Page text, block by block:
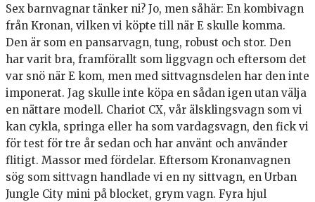
Sex barnvagnar tänker ni? Jo, men såhär: En kombivagn
från Kronan, vilken vi köpte till när E skulle komma.
Den är som en pansarvagn, tung, robust och stor. Den
har varit bra, framförallt som liggvagn och eftersom det
var snö när E kom, men med sittvagnsdelen har den inte
imponerat. Jag skulle inte köpa en sådan igen utan välja
en nättare modell. Chariot CX, vår älsklingsvagn som vi
kan cykla, springa eller ha som vardagsvagn, den fick vi
för test för tre år sedan och har använt och använder
flitigt. Massor med fördelar. Eftersom Kronanvagnen
sög som sittvagn handlade vi en ny sittvagn, en Urban
Jungle City mini på blocket, grym vagn. Fyra hjul